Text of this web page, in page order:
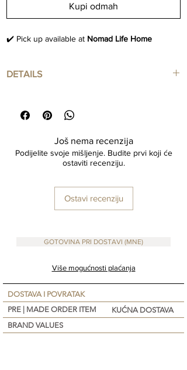
Kupi odmah
✔️ Pick up available at Nomad Life Home
DETAILS
Još nema recenzija
Podijelite svoje mišljenje. Budite prvi koji će
ostaviti recenziju.
Ostavi recenziju
GOTOVINA PRI DOSTAVI (MNE)
Više mogućnosti plaćanja
DOSTAVA I POVRATAK
PRE | MADE ORDER ITEM
KUĆNA DOSTAVA
BRAND VALUES